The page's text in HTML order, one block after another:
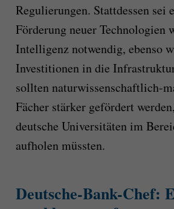
Regulierungen. Stattdessen sei
Förderung neuer Technologien
Intelligenz notwendig, ebenso
Investitionen in die
sollten naturwissenschaftlich-
Fächer stärker gefördert
deutsche Universitäten im
aufholen müssten.
Deutsche-Bank-Chef: